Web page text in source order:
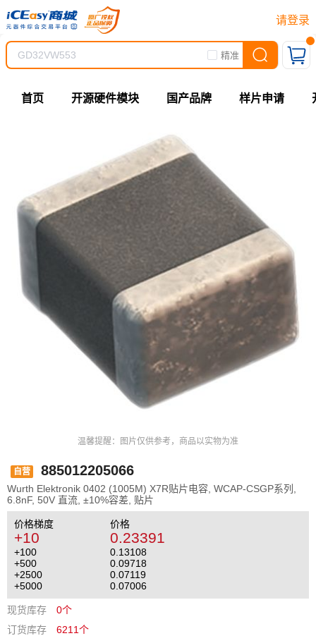
请登录
精准
首页 开源硬件模块 国产品牌 样片申请
温馨提醒：图片仅供参考，商品以实物为准
自营 885012205066
Wurth Elektronik 0402 (1005M) X7R贴片电容, WCAP-CSGP系列,
6.8nF, 50V 直流, ±10%容差, 贴片
价格梯度 价格
+10 0.23391
+100
0.13108
+500
0.09718
+2500
0.07119
+5000
0.07006
现货库存
0个
订货库存
6211个